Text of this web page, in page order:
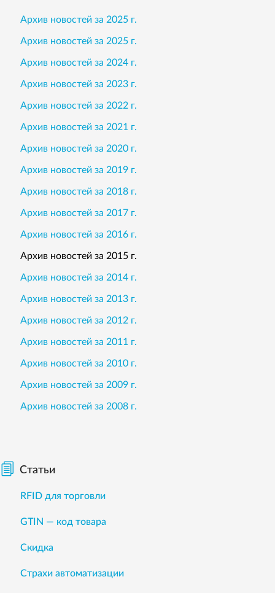
Архив новостей за 2025 г.
Архив новостей за 2025 г.
Архив новостей за 2024 г.
Архив новостей за 2023 г.
Архив новостей за 2022 г.
Архив новостей за 2021 г.
Архив новостей за 2020 г.
Архив новостей за 2019 г.
Архив новостей за 2018 г.
Архив новостей за 2017 г.
Архив новостей за 2016 г.
Архив новостей за 2015 г.
Архив новостей за 2014 г.
Архив новостей за 2013 г.
Архив новостей за 2012 г.
Архив новостей за 2011 г.
Архив новостей за 2010 г.
Архив новостей за 2009 г.
Архив новостей за 2008 г.
Статьи
RFID для торговли
GTIN — код товара
Скидка
Страхи автоматизации